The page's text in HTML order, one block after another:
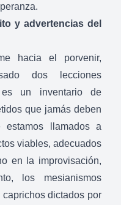
y advertencias del
hacia el porvenir,
dos lecciones
es un inventario de
que jamás deben
llamados a
viables, adecuados
en la improvisación,
los mesianismos
dictados por